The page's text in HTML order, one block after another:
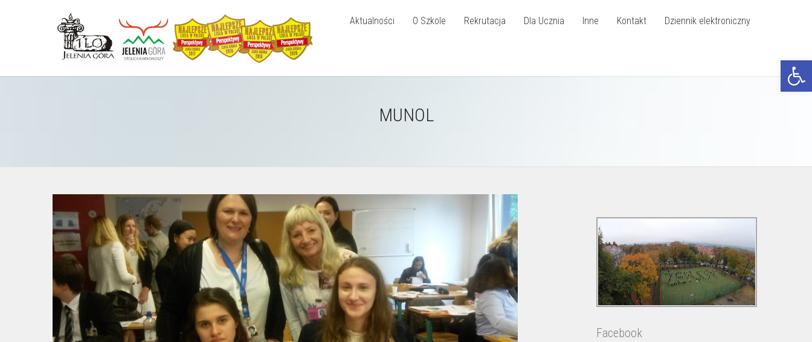
Otwórz
Aktualności O Szkole Rekrutacja Dla Ucznia Inne Kontakt Dziennik elektroniczny
MUNOL
Facebook